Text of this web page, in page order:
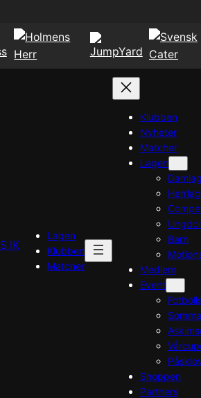
Lagen
Klubben
Matcher
Klubben
Nyheter
Matcher
Lagen
Barn
Medlem
Event
Shoppen
Partners